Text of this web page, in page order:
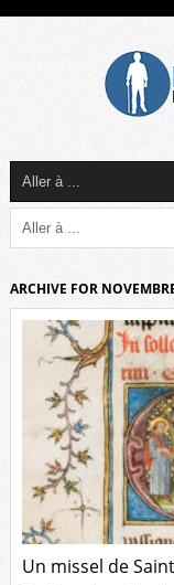
ARCHIVE FOR
Un missel de